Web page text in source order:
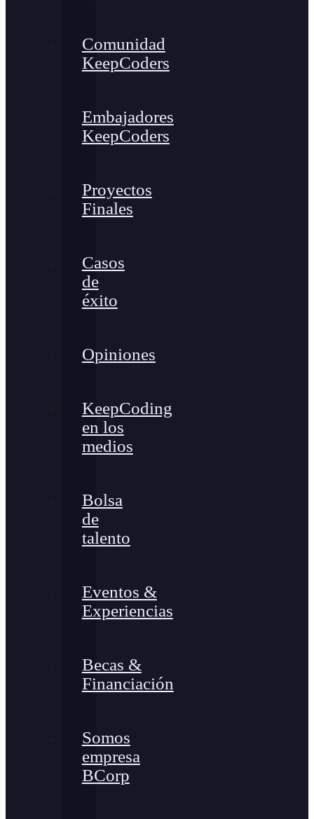
Comunidad
KeepCoders
Embajadores
KeepCoders
Proyectos
Finales
Casos
de
éxito
Opiniones
KeepCoding
en los
medios
Bolsa
de
talento
Eventos &
Experiencias
Becas &
Financiación
Somos
empresa
BCorp